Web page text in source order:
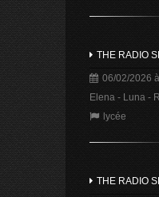
THE RADIO
06/02/2026
Elena - Luna -
lycée
THE RADIO